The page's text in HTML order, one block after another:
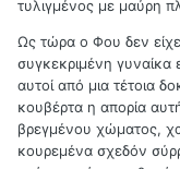
τυλιγμένος με μαύρη
Ως τώρα ο Φου δεν
συγκεκριμένη γυναίκα
αυτοί από μια τέτοια
κουβέρτα η απορία
βρεγμένου χώματος,
κουρεμένα σχεδόν